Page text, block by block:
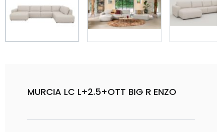
MURCIA LC L+2.5+OTT BIG R ENZO